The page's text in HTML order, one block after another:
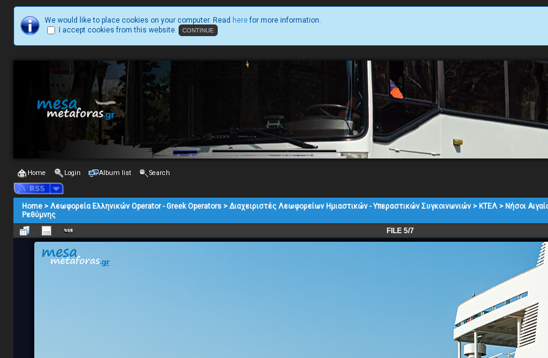
We would like to place cookies on your computer. Read here for more information.
I accept cookies from this website.
Home Login Album list Search
Home > Λεωφορεία Ελληνικών Operator - Greek Operators > Διαχειριστές Λεωφορείων Ημιαστικών - Υπεραστικών Συγκοινωνιών > ΚΤΕΛ > Νήσοι
Ρεθύμνης
FILE 5/7